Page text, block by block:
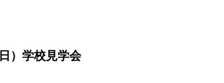
）学校見学会